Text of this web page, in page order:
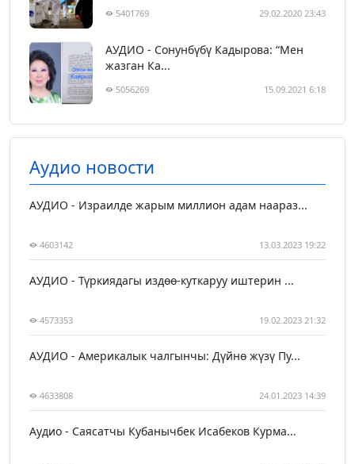
5401769 29.02.2020 23:43
АУДИО - Сонунбүбү Кадырова: “Мен
жазган Ка...
5056269 15.09.2021 6:18
Аудио новости
АУДИО - Израилде жарым миллион адам наараз...
4603142 13.03.2023 19:22
АУДИО - Түркиядагы издөө-куткаруу иштерин ...
4573353 19.02.2023 21:32
АУДИО - Америкалык чалгынчы: Дүйнө жүзү Пу...
4633808 24.01.2023 14:39
Аудио - Саясатчы Кубанычбек Исабеков Курма...